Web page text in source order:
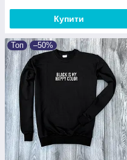
Купити
Топ –50%